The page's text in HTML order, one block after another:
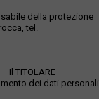
della protezione
tel.
Il TITOLARE
dei dati personali